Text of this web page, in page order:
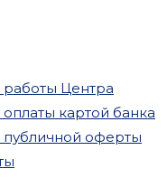
Центра
картой банка
оферты